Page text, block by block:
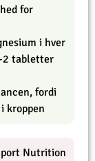
for
i hver
2 tabletter
fordi
kroppen
Nutrition